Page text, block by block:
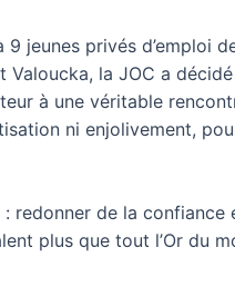
jeunes privés d’emploi
Valoucka, la JOC a
à une véritable
ni enjolivement,
redonner de la confiance
plus que tout l’Or du